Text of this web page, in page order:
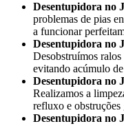
Desentupidora no
problemas de pias
a funcionar
Desentupidora no
Desobstruímos ralos
evitando acúmulo
Desentupidora no
Realizamos a
refluxo e obstruções
Desentupidora no